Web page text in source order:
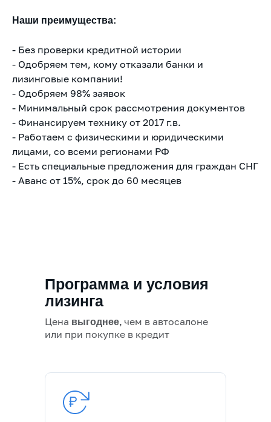
Наши преимущества:
- Без проверки кредитной истории
- Одобряем тем, кому отказали банки и
лизинговые компании!
- Одобряем 98% заявок
- Минимальный срок рассмотрения документов
- Финансируем технику от 2017 г.в.
- Работаем с физическими и юридическими
лицами, со всеми регионами РФ
- Есть специальные предложения для граждан СНГ
- Аванс от 15%, срок до 60 месяцев
Программа и условия
лизинга
Цена выгоднее, чем в автосалоне
или при покупке в кредит